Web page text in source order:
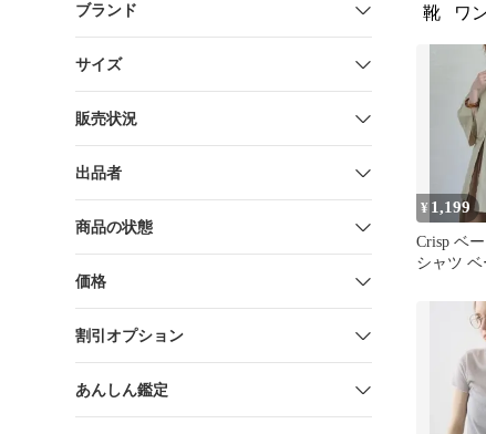
ブランド
サイズ
販売状況
出品者
商品の状態
価格
割引オプション
あんしん鑑定
靴 ワ
¥ 1,199
Crisp ベ
シャツ ベ